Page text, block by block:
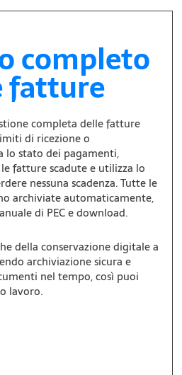
completo
fatture
completa delle fatture
di ricezione o
lo stato dei pagamenti,
fatture scadute e utilizza lo
nessuna scadenza. Tutte le
archiviate automaticamente,
di PEC e download.
della conservazione digitale a
archiviazione sicura e
nel tempo, così puoi
lavoro.